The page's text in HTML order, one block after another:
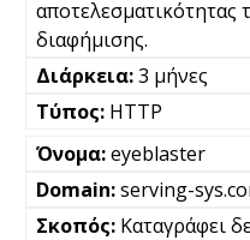
αποτελεσματικότητας
διαφήμισης.
3 μήνες
HTTP
eyeblaster
serving-
Καταγράφει